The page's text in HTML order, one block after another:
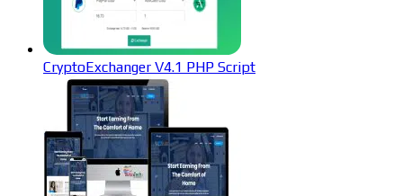
CryptoExchanger V4.1 PHP Script